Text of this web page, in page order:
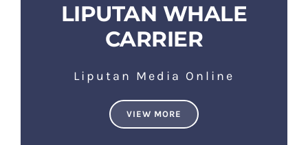
LIPUTAN WHALE
CARRIER
Liputan Media Online
VIEW MORE